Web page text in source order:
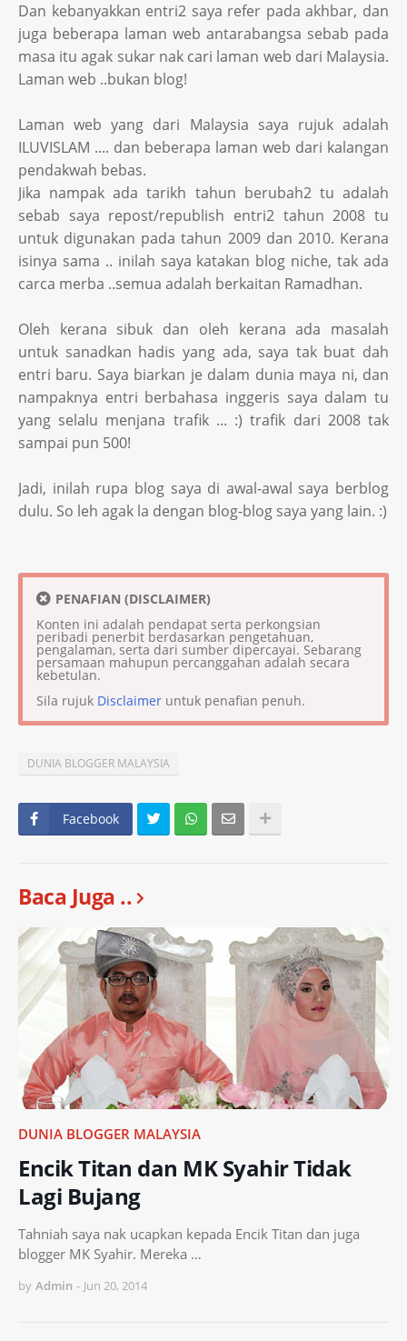
Dan kebanyakkan entri2 saya refer pada akhbar, dan
juga beberapa laman web antarabangsa sebab pada
masa itu agak sukar nak cari laman web dari Malaysia.
Laman web ..bukan blog!
Laman web yang dari Malaysia saya rujuk adalah
ILUVISLAM .... dan beberapa laman web dari kalangan
pendakwah bebas.
Jika nampak ada tarikh tahun berubah2 tu adalah
sebab saya repost/republish entri2 tahun 2008 tu
untuk digunakan pada tahun 2009 dan 2010. Kerana
isinya sama .. inilah saya katakan blog niche, tak ada
carca merba ..semua adalah berkaitan Ramadhan.
Oleh kerana sibuk dan oleh kerana ada masalah
untuk sanadkan hadis yang ada, saya tak buat dah
entri baru. Saya biarkan je dalam dunia maya ni, dan
nampaknya entri berbahasa inggeris saya dalam tu
yang selalu menjana trafik ... :) trafik dari 2008 tak
sampai pun 500!
Jadi, inilah rupa blog saya di awal-awal saya berblog
dulu. So leh agak la dengan blog-blog saya yang lain. :)
PENAFIAN (DISCLAIMER)
Konten ini adalah pendapat serta perkongsian
peribadi penerbit berdasarkan pengetahuan,
pengalaman, serta dari sumber dipercayai. Sebarang
persamaan mahupun percanggahan adalah secara
kebetulan.
Sila rujuk Disclaimer untuk penafian penuh.
DUNIA BLOGGER MALAYSIA
Facebook
Baca Juga ..
DUNIA BLOGGER MALAYSIA
Encik Titan dan MK Syahir Tidak
Lagi Bujang
Tahniah saya nak ucapkan kepada Encik Titan dan juga
blogger MK Syahir. Mereka …
by Admin - Jun 20, 2014